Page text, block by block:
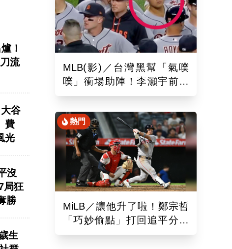
！
流
谷
費
光
沒
局狂
勝
生
MLB(影)／台灣黑幫「氣噗
噗」衝場助陣！李灝宇前輩
遭觸身球「引爆大場面」
熱門
MiLB／讓他升了啦！鄭宗哲
「巧妙偷點」打回追平分助
隊以10比4大勝